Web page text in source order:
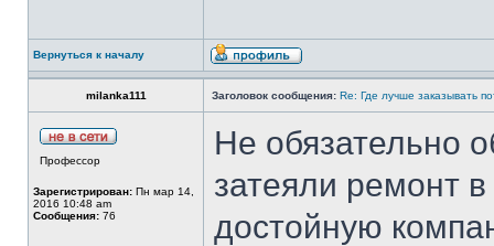
Вернуться к началу
milanka111 Заголовок сообщения: Re: Где лучше заказывать
Профессор
Зарегистрирован: Пн мар 14,
2016 10:48 am
Сообщения: 76
Не обязательно
затеяли ремонт
достойную